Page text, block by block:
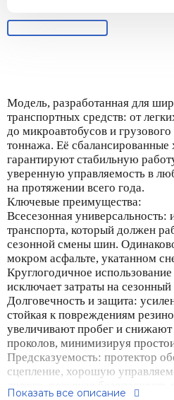
Модель, разработанная для
транспортных средств: от
до микроавтобусов и
тоннажа. Её сбалансированные
гарантируют стабильную
уверенную управляемость в
на протяжении всего года.
Ключевые преимущества:
Всесезонная универсальность:
транспорта, который должен
сезонной смены шин.
мокром асфальте, укатанном
Круглогодичное
исключает затраты на
Долговечность и защита:
стойкая к повреждениям
увеличивают пробег и
проколов, минимизируя
Предсказуемость: протектор
сцепление, хорошую
дороге, повышая безопасность
Показать все описание